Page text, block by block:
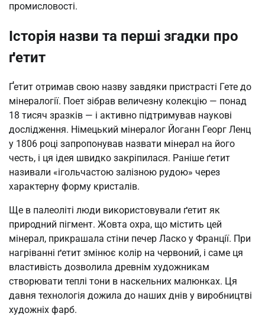
промисловості.
Історія назви та перші згадки про
ґетит
Ґетит отримав свою назву завдяки пристрасті Гете до
мінералогії. Поет зібрав величезну колекцію — понад
18 тисяч зразків — і активно підтримував наукові
дослідження. Німецький мінералог Йоганн Георг Ленц
у 1806 році запропонував назвати мінерал на його
честь, і ця ідея швидко закріпилася. Раніше ґетит
називали «ігольчастою залізною рудою» через
характерну форму кристалів.
Ще в палеоліті люди використовували ґетит як
природний пігмент. Жовта охра, що містить цей
мінерал, прикрашала стіни печер Ласко у Франції. При
нагріванні ґетит змінює колір на червоний, і саме ця
властивість дозволила древнім художникам
створювати теплі тони в наскельних малюнках. Ця
давня технологія дожила до наших днів у виробництві
художніх фарб.